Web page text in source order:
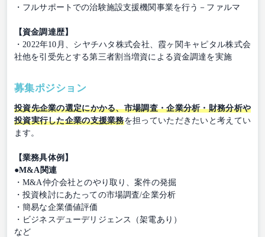
・フルサポートでの治験施設支援機関事業を行う－ファルマ
【資金調達歴】
・2022年10月、シヤチハタ株式会社、霞ヶ関キャピタル株式会
社他を引受先とする第三者割当増資による資金調達を実施
募集ポジション
投資先企業の選定にかかる、市場調査・企業分析・財務分析や
投資実行した企業の支援業務を担っていただきたいと考えてい
ます。
【業務具体例】
●M&A関連
・M&A仲介会社とのやり取り、案件の発掘
・投資検討にあたっての市場調査/企業分析
・簡易な企業価値評価
・ビジネスデューデリジェンス（架電あり）
など